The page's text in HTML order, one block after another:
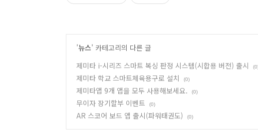
'뉴스' 카테고리의 다른 글
제미타 i-시리즈 스마트 복싱 판정 시스템(시합용 버전) 출시
제미타 학교 스마트체육용구로 설치 (0)
제미타앱 9개 앱을 모두 사용해보세요. (0)
무이자 장기할부 이벤트 (0)
AR 스코어 보드 앱 출시(파워태권도) (0)